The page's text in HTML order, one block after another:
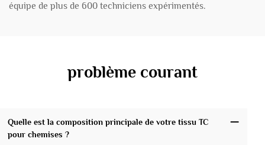
équipe de plus de 600 techniciens expérimentés.
problème courant
Quelle est la composition principale de votre tissu TC
pour chemises ?